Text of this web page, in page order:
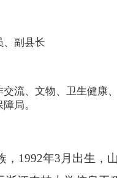
、副县长
流、文物、卫生健康
局。
年3月出生，山